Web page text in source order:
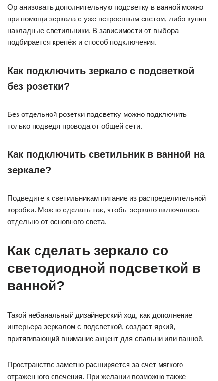
Организовать дополнительную подсветку в ванной можно
при помощи зеркала с уже встроенным светом, либо купив
накладные светильники. В зависимости от выбора
подбирается крепёж и способ подключения.
Как подключить зеркало с подсветкой
без розетки?
Без отдельной розетки подсветку можно подключить
только подведя провода от общей сети.
Как подключить светильник в ванной на
зеркале?
Подведите к светильникам питание из распределительной
коробки. Можно сделать так, чтобы зеркало включалось
отдельно от основного света.
Как сделать зеркало со
светодиодной подсветкой в
ванной?
Такой небанальный дизайнерский ход, как дополнение
интерьера зеркалом с подсветкой, создаст яркий,
притягивающий внимание акцент для спальни или ванной.
Пространство заметно расширяется за счет мягкого
отраженного свечения. При желании возможно также